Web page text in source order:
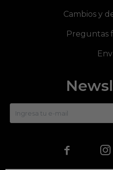
Cambios y
Preguntas
 